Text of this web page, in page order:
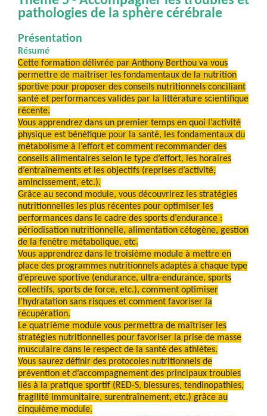
pathologies de la sphère cérébrale
Présentation
Résumé
Cette formation délivrée par Anthony Berthou va vous
permettre de maîtriser les fondamentaux de la nutrition
sportive pour proposer des conseils nutritionnels conciliant
santé et performances validés par la littérature scientifique
récente.
Vous apprendrez dans un premier temps en quoi l’activité
physique est bénéfique pour la santé, les fondamentaux du
métabolisme à l’effort et comment recommander des
conseils alimentaires selon le type d’effort, les horaires
d’entraînements et les objectifs (reprises d’activité,
amincissement, etc.).
Grâce au second module, vous découvrirez les stratégies
nutritionnelles les plus récentes pour optimiser les
performances dans le cadre des sports d’endurance :
périodisation nutritionnelle, alimentation cétogène, gestion
de la fenêtre métabolique, etc.
Vous apprendrez dans le troisième module à mettre en
place des programmes nutritionnels adaptés à chaque type
d’épreuve sportive (endurance, ultra-endurance, sports
collectifs, sports de force, etc.), comment optimiser
l’hydratation sans risques et comment favoriser la
récupération.
Le quatrième module vous permettra de maîtriser les
stratégies nutritionnelles pour favoriser la prise de masse
musculaire dans le respect de la santé des athlètes.
Vous saurez définir des protocoles nutritionnels de
prévention et d’accompagnement des principaux troubles
liés à la pratique sportif (RED-S, blessures, tendinopathies,
fragilité immunitaire, surentraînement, etc.) grâce au
cinquième module.